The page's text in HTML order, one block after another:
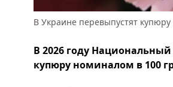
В Украине перевыпустят купюру
В 2026 году
купюру номиналом в 100